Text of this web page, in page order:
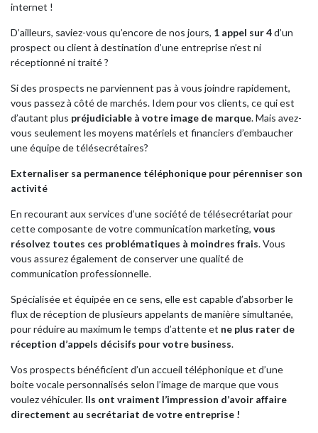
internet !
D’ailleurs, saviez-vous qu’encore de nos jours, 1 appel sur 4d’un
prospect ou client à destination d’une entreprise n’est ni
réceptionné ni traité ?
Si des prospects ne parviennent pas à vous joindre rapidement,
vous passez à côté de marchés. Idem pour vos clients, ce qui est
d’autant plus préjudiciable à votre image de marque. Mais avez-
vous seulement les moyens matériels et financiers d’embaucher
une équipe de télésecrétaires?
Externaliser sa permanence téléphonique pour pérenniser son
activité
En recourant aux services d’une société de télésecrétariat pour
cette composante de votre communication marketing, vous
résolvez toutes ces problématiques à moindres frais. Vous
vous assurez également de conserver une qualité de
communication professionnelle.
Spécialisée et équipée en ce sens, elle est capable d’absorber le
flux de réception de plusieurs appelants de manière simultanée,
pour réduire au maximum le temps d’attente et ne plus rater de
réception d’appels décisifs pour votre business.
Vos prospects bénéficient d’un accueil téléphonique et d’une
boite vocale personnalisés selon l’image de marque que vous
voulez véhiculer. Ils ont vraiment l’impression d’avoir affaire
directement au secrétariat de votre entreprise !